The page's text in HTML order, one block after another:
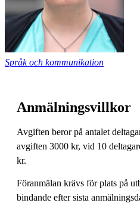
Språk och kommunikation
Anmälningsvillkor
Avgiften beror på antalet
avgiften 3000 kr, vid 10
kr.
Föranmälan krävs för plats på
bindande efter sista